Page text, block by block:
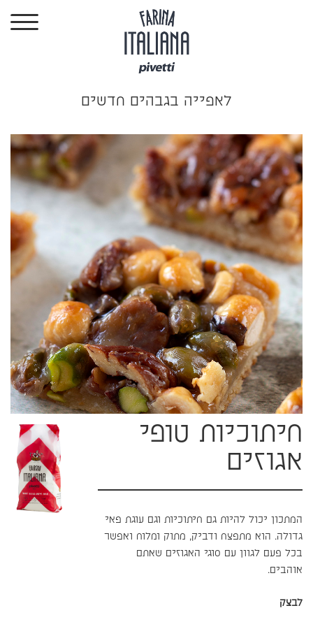
לאפייה בגבהים חדשים
חיתוכיות טופי
אגוזים
המתכון יכול להיות גם חיתוכיות וגם עוגת פאי
גדולה. הוא מתפצח ודביק, מתוק ומלוח ואפשר
בכל פעם לגוון עם סוגי האגוזים שאתם
אוהבים.
לבצק